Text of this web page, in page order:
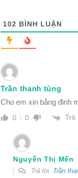
102 BÌNH LUẬN
Trần thanh tùng
Cho em xin bằng đinh
0 0 Trả
Nguyễn Thị Mến
Trả lời Trần